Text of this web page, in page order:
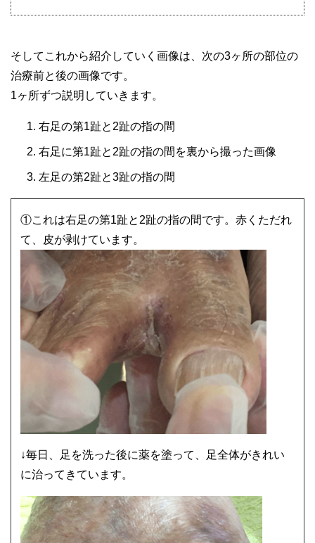
そしてこれから紹介していく画像は、次の3ヶ所の部位の
治療前と後の画像です。
1ヶ所ずつ説明していきます。
右足の第1趾と2趾の指の間
右足に第1趾と2趾の指の間を裏から撮った画像
左足の第2趾と3趾の指の間
①これは右足の第1趾と2趾の指の間です。赤くただれ
て、皮が剥けています。
↓毎日、足を洗った後に薬を塗って、足全体がきれい
に治ってきています。